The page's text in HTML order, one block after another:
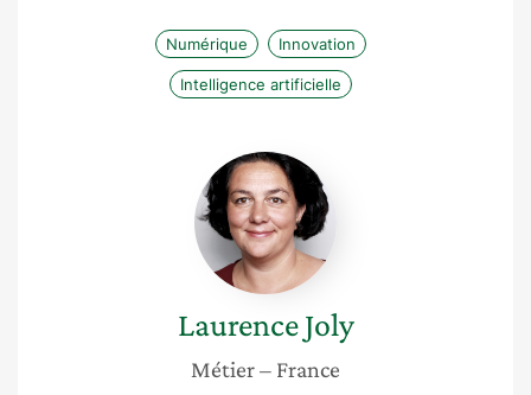
Numérique Innovation
Intelligence artificielle
Laurence
Joly
Laurence Joly
Métier– France